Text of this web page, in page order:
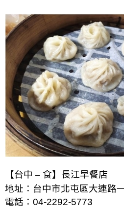
【台中 – 食】長江早餐店
地址：台中市北屯區大連路
電話： 04-2292-5773